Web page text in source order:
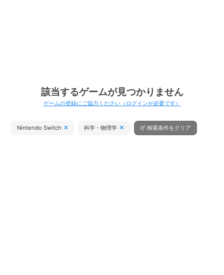
該当するゲームが見つかりません
ゲームの登録にご協力ください（ログインが必要です）
Nintendo Switch 科学・物理学 検索条件をクリア